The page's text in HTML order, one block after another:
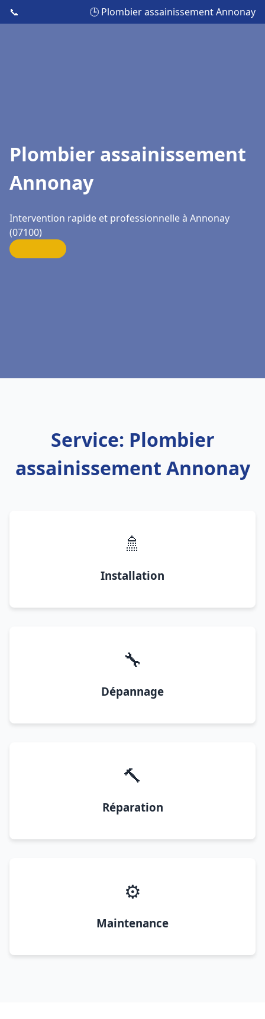
📞 🕒 Plombier assainissement Annonay
Plombier assainissement
Annonay
Intervention rapide et professionnelle à Annonay
(07100)
Service: Plombier
assainissement Annonay
🚿
Installation
🔧
Dépannage
🔨
Réparation
⚙️
Maintenance